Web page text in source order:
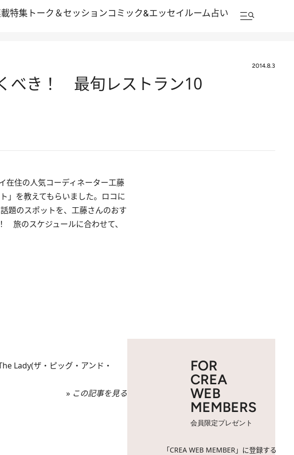
特集 トーク＆セッションコミック&エッセイルーム占い
2014.8.3
べき！ 最旬レストラン10
在住の人気コーディネーター工藤
」を教えてもらいました。ロコに
題のスポットを、工藤さんのおす
旅のスケジュールに合わせて、
Lady(ザ・ピッグ・アンド・
» この記事を見る
FOR
CREA
WEB
MEMBERS
会員限定プレゼント
「CREA WEB MEMBER」に登録する